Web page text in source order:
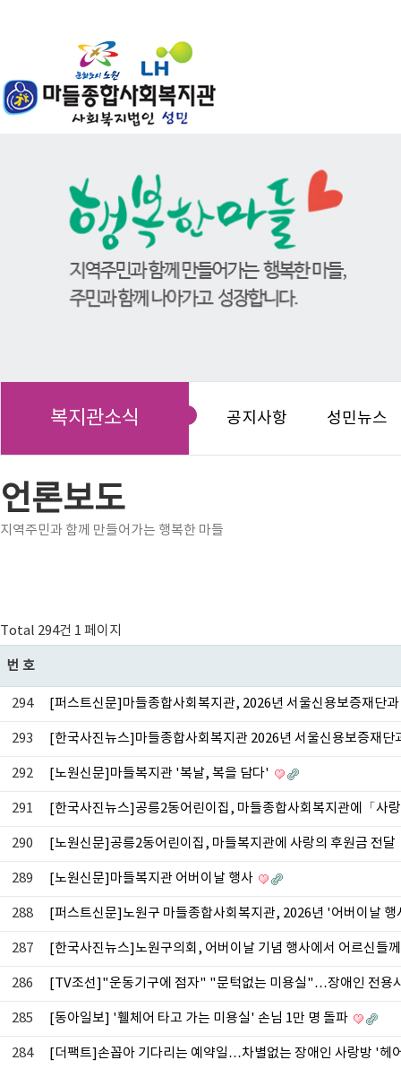
복지관소식 공지사항 성민뉴스
언론보도
지역주민과 함께 만들어가는 행복한 마들
Total 294건 1 페이지
번호
294 [퍼스트신문]마들종합사회복지관, 2026년 서울신용보증재
293 [한국사진뉴스]마들종합사회복지관 2026년 서울신용보증재
292 [노원신문]마들복지관 '복날, 복을 담다'
291 [한국사진뉴스]공릉2동어린이집, 마들종합사회복지관에「사
290 [노원신문]공릉2동어린이집, 마들복지관에 사랑의 후원금 전달
289 [노원신문]마들복지관 어버이날 행사
288 [퍼스트신문]노원구 마들종합사회복지관, 2026년 '어버이날
287 [한국사진뉴스]노원구의회, 어버이날 기념 행사에서 어르신들
286 [TV조선]"운동기구에 점자" "문턱없는 미용실"…장애인 전용
285 [동아일보] '휄체어 타고 가는 미용실' 손님 1만 명 돌파
284 [더팩트]손꼽아 기다리는 예약일…차별없는 장애인 사랑방 '헤